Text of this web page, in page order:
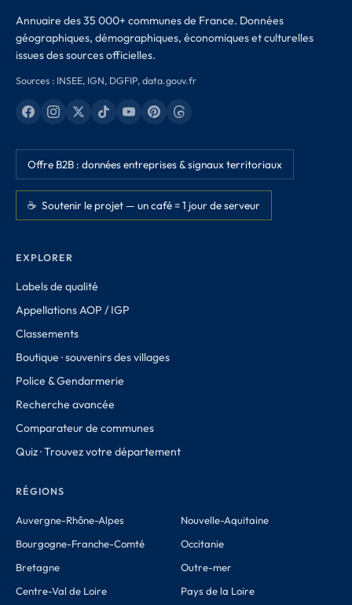
Annuaire des 35 000+ communes de France. Données
géographiques, démographiques, économiques et culturelles
issues des sources officielles.
Sources : INSEE, IGN, DGFIP, data.gouv.fr
Offre B2B : données entreprises & signaux territoriaux
☕ Soutenir le projet — un café = 1 jour de serveur
EXPLORER
Labels de qualité
Appellations AOP / IGP
Classements
Boutique · souvenirs des villages
Police & Gendarmerie
Recherche avancée
Comparateur de communes
Quiz · Trouvez votre département
RÉGIONS
Auvergne-Rhône-Alpes
Bourgogne-Franche-Comté
Bretagne
Centre-Val de Loire
Nouvelle-Aquitaine
Occitanie
Outre-mer
Pays de la Loire